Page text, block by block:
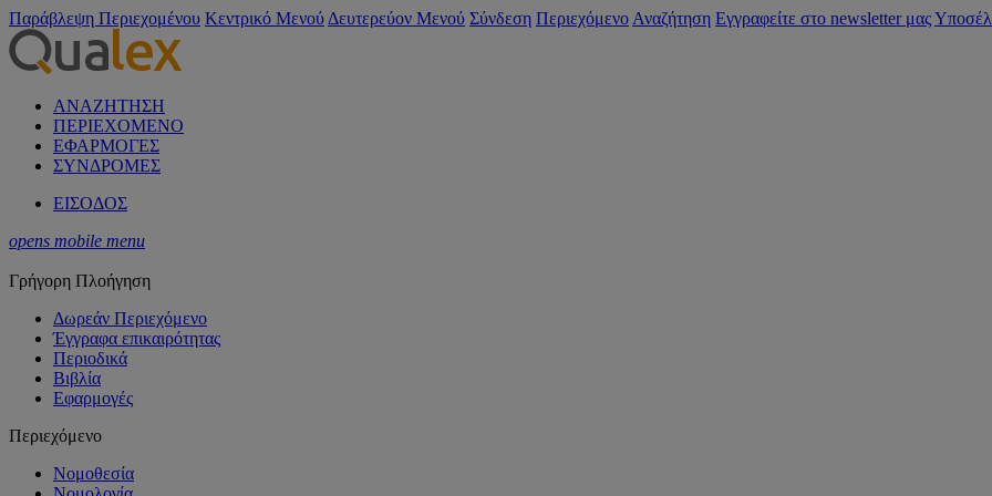
Παράβλεψη Περιεχομένου Κεντρικό Μενού Δευτερεύον Μενού Σύνδεση Περιεχόμενο Αναζήτηση Εγγραφείτε στο newsletter μας
ΑΝΑΖΗΤΗΣΗ
ΠΕΡΙΕΧΟΜΕΝΟ
ΕΦΑΡΜΟΓΕΣ
ΣΥΝΔΡΟΜΕΣ
ΕΙΣΟΔΟΣ
opens mobile menu
Γρήγορη Πλοήγηση
Δωρεάν Περιεχόμενο
Έγγραφα επικαιρότητας
Περιοδικά
Βιβλία
Εφαρμογές
Περιεχόμενο
Νομοθεσία